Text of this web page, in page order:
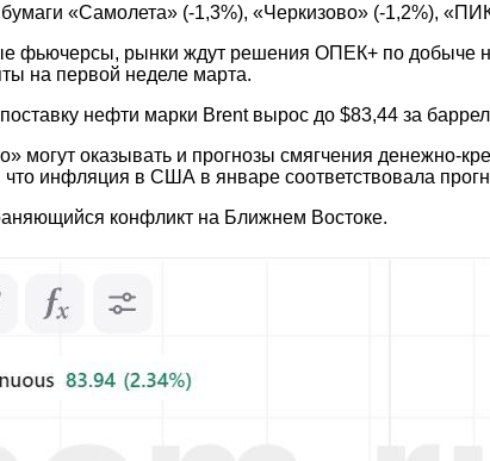
«Самолета» (-1,3%), «Черкизово» (-1,2%),
фьючерсы, рынки ждут решения ОПЕК+ по добыче
на первой неделе марта.
нефти марки Brent вырос до $83,44 за
могут оказывать и прогнозы смягчения
инфляция в США в январе соответствовала
конфликт на Ближнем Востоке.